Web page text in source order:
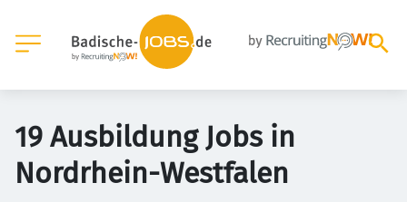
19 Ausbildung Jobs in
Nordrhein-Westfalen